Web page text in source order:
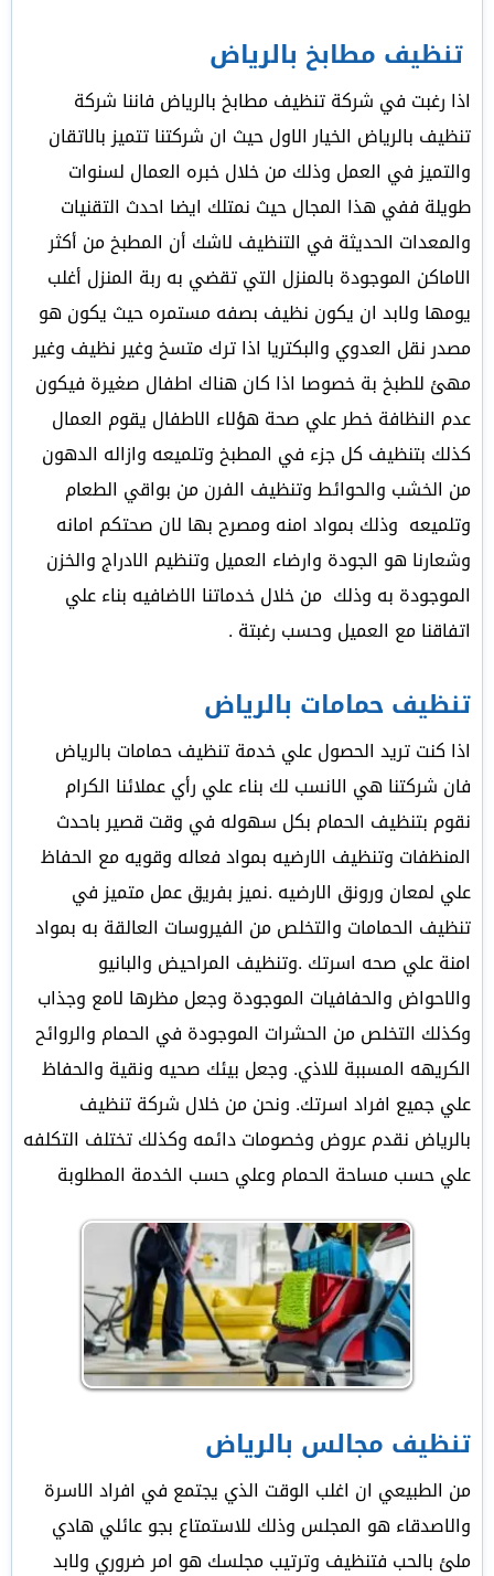
تنظيف مطابخ بالرياض
اذا رغبت في شركة تنظيف مطابخ بالرياض فاننا شركة
تنظيف بالرياض الخيار الاول حيث ان شركتنا تتميز بالاتقان
والتميز في العمل وذلك من خلال خبره العمال لسنوات
طويلة ففي هذا المجال حيث نمتلك ايضا احدث التقنيات
والمعدات الحديثة في التنظيف لاشك أن المطبخ من أكثر
الاماكن الموجودة بالمنزل التي تقضي به ربة المنزل أغلب
يومها ولابد ان يكون نظيف بصفه مستمره حيث يكون هو
مصدر نقل العدوي والبكتريا اذا ترك متسخ وغير نظيف وغير
مهئ للطبخ بة خصوصا اذا كان هناك اطفال صغيرة فيكون
عدم النظافة خطر علي صحة هؤلاء الاطفال يقوم العمال
كذلك بتنظيف كل جزء في المطبخ وتلميعه وازاله الدهون
من الخشب والحوائط وتنظيف الفرن من بواقي الطعام
وتلميعه وذلك بمواد امنه ومصرح بها لان صحتكم امانه
وشعارنا هو الجودة وارضاء العميل وتنظيم الادراج والخزن
الموجودة به وذلك من خلال خدماتنا الاضافيه بناء علي
اتفاقنا مع العميل وحسب رغبتة .
تنظيف حمامات بالرياض
اذا كنت تريد الحصول علي خدمة تنظيف حمامات بالرياض
فان شركتنا هي الانسب لك بناء علي رأي عملائنا الكرام
نقوم بتنظيف الحمام بكل سهوله في وقت قصير باحدث
المنظفات وتنظيف الارضيه بمواد فعاله وقويه مع الحفاظ
علي لمعان ورونق الارضيه .نميز بفريق عمل متميز في
تنظيف الحمامات والتخلص من الفيروسات العالقة به بمواد
امنة علي صحه اسرتك .وتنظيف المراحيض والبانيو
والاحواض والحفافيات الموجودة وجعل مظرها لامع وجذاب
وكذلك التخلص من الحشرات الموجودة في الحمام والروائح
الكريهه المسببة للاذي. وجعل بيئك صحيه ونقية والحفاظ
علي جميع افراد اسرتك. ونحن من خلال شركة تنظيف
بالرياض نقدم عروض وخصومات دائمه وكذلك تختلف التكلفه
علي حسب مساحة الحمام وعلي حسب الخدمة المطلوبة
تنظيف مجالس بالرياض
من الطبيعي ان اغلب الوقت الذي يجتمع في افراد الاسرة
والاصدقاء هو المجلس وذلك للاستمتاع بجو عائلي هادي
ملئ بالحب فتنظيف وترتيب مجلسك هو امر ضروري ولابد